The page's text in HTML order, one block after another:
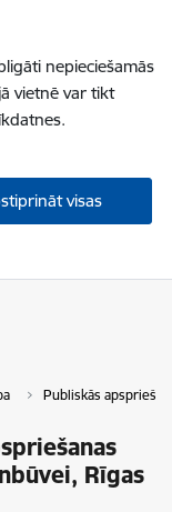
nepieciešamās
vietnē var tikt
visas
Publiskās
Rīgas